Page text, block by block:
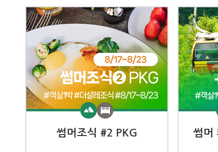
썸머조식 #2 PKG 썸머